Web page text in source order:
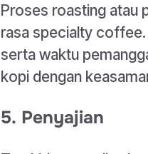
Proses roasting atau
rasa specialty coffee.
serta waktu
kopi dengan
5. Penyajian